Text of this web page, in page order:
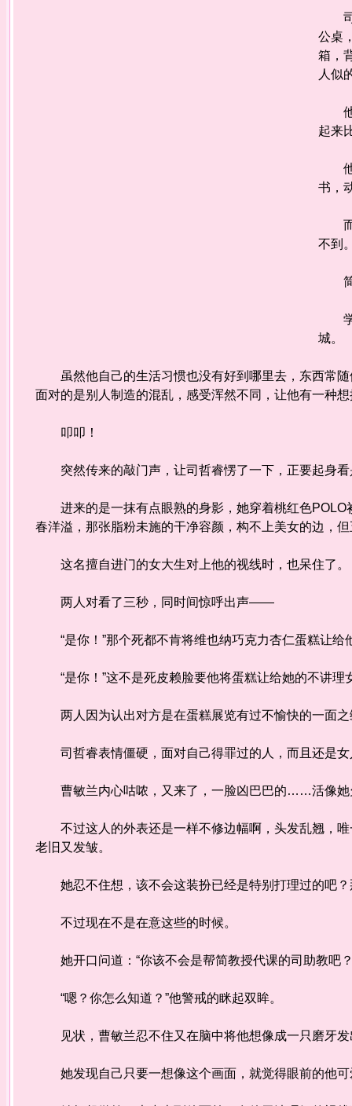
司
公桌
箱，
人似
他
起来
他
书，
而
不到
简
学
城。
虽然他自己的生活习惯也没有好到哪里去，东西常随
面对的是别人制造的混乱，感受浑然不同，让他有一种
叩叩！
突然传来的敲门声，让司哲睿愣了一下，正要起身看
进来的是一抹有点眼熟的身影，她穿着桃红色POLO
春洋溢，那张脂粉未施的干净容颜，构不上美女的边，
这名擅自进门的女大生对上他的视线时，也呆住了。
两人对看了三秒，同时间惊呼出声——
“是你！”那个死都不肯将维也纳巧克力杏仁蛋糕让给
“是你！”这不是死皮赖脸要他将蛋糕让给她的不讲理
两人因为认出对方是在蛋糕展览有过不愉快的一面之
司哲睿表情僵硬，面对自己得罪过的人，而且还是女
曹敏兰内心咕哝，又来了，一脸凶巴巴的……活像她
不过这人的外表还是一样不修边幅啊，头发乱翘，唯
老旧又发皱。
她忍不住想，该不会这装扮已经是特别打理过的吧
不过现在不是在意这些的时候。
她开口问道：“你该不会是帮简教授代课的司助教吧
“嗯？你怎么知道？”他警戒的眯起双眸。
见状，曹敏兰忍不住又在脑中将他想像成一只磨牙发
她发现自己只要一想像这个画面，就觉得眼前的他可